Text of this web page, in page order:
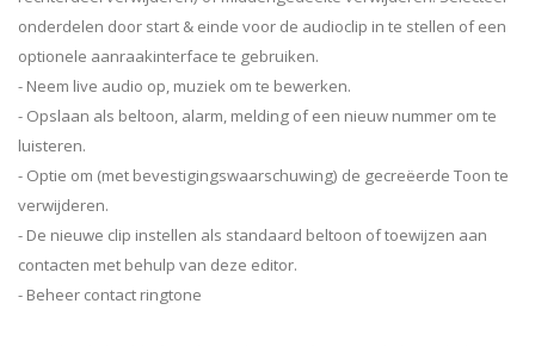
onderdelen door start & einde voor de audioclip in te stellen of een
optionele aanraakinterface te gebruiken.
- Neem live audio op, muziek om te bewerken.
- Opslaan als beltoon, alarm, melding of een nieuw nummer om te
luisteren.
- Optie om (met bevestigingswaarschuwing) de gecreëerde Toon te
verwijderen.
- De nieuwe clip instellen als standaard beltoon of toewijzen aan
contacten met behulp van deze editor.
- Beheer contact ringtone